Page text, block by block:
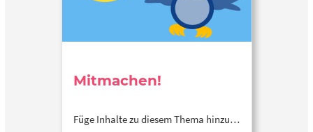
Mitmachen!
Füge Inhalte zu diesem Thema hinzu…